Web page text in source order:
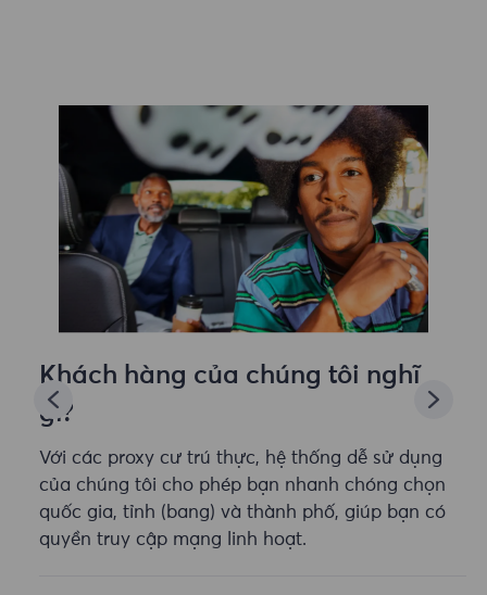
Khách hàng của chúng tôi nghĩ
gì?
Với các proxy cư trú thực, hệ thống dễ sử dụng
của chúng tôi cho phép bạn nhanh chóng chọn
quốc gia, tỉnh (bang) và thành phố, giúp bạn có
quyền truy cập mạng linh hoạt.